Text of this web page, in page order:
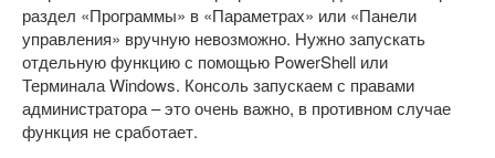
раздел «Программы» в «Параметрах» или «Панели
управления» вручную невозможно. Нужно запускать
отдельную функцию с помощью PowerShell или
Терминала Windows. Консоль запускаем с правами
администратора – это очень важно, в противном случае
функция не сработает.